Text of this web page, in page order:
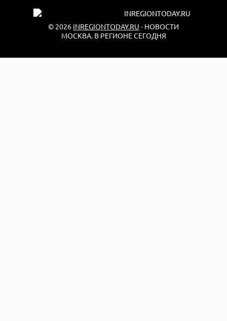
© 2026 INREGIONTODAY.RU - НОВОСТИ
МОСКВА. В РЕГИОНЕ СЕГОДНЯ